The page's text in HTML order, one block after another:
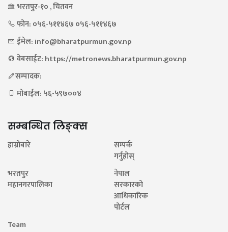
भरतपुर-१० , चितवन
फोन: ०५६-५११४६७ ०५६-५११४६७
ईमेल: info@bharatpurmun.gov.np
वेबसाईट: https://metronews.bharatpurmun.gov.np
सम्पादक:
मोबाईल: ५६-५९७००४
सम्बन्धित लिङ्क्स
हाम्रोबारे
सम्पर्क
गर्नुहोस्
भरतपुर
महानगरपालिका
नेपाल
सरकारको
आधिकारिक
पोर्टल
Team